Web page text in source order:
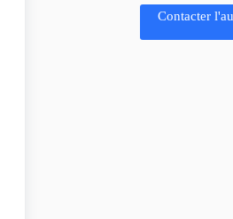
Contacter